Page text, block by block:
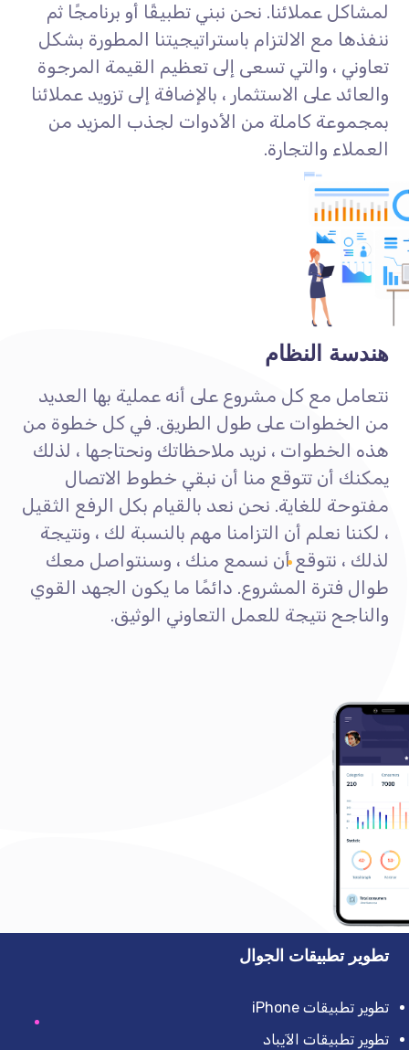
لمشاكل عملائنا. نحن نبني تطبيقًا أو برنامجًا ثم
ننفذها مع الالتزام باستراتيجيتنا المطورة بشكل
تعاوني ، والتي تسعى إلى تعظيم القيمة المرجوة
والعائد على الاستثمار ، بالإضافة إلى تزويد عملائنا
بمجموعة كاملة من الأدوات لجذب المزيد من
العملاء والتجارة.
هندسة النظام
نتعامل مع كل مشروع على أنه عملية بها العديد
من الخطوات على طول الطريق. في كل خطوة من
هذه الخطوات ، نريد ملاحظاتك ونحتاجها ، لذلك
يمكنك أن تتوقع منا أن نبقي خطوط الاتصال
مفتوحة للغاية. نحن نعد بالقيام بكل الرفع الثقيل
، لكننا نعلم أن التزامنا مهم بالنسبة لك ، ونتيجة
لذلك ، نتوقع أن نسمع منك ، وسنتواصل معك
طوال فترة المشروع. دائمًا ما يكون الجهد القوي
والناجح نتيجة للعمل التعاوني الوثيق.
تطوير تطبيقات الجوال
تطوير تطبيقات iPhone
تطوير تطبيقات الآيباد